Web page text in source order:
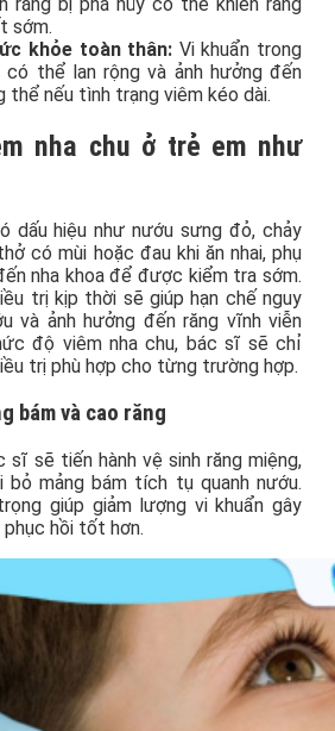
sớm.
khỏe toàn thân: Vi khuẩn trong
có thể lan rộng và ảnh hưởng đến
nếu tình trạng viêm kéo dài.
nha chu ở trẻ em như
dấu hiệu như nướu sưng đỏ, chảy
có mùi hoặc đau khi ăn nhai, phụ
nha khoa để được kiểm tra sớm.
trị kịp thời sẽ giúp hạn chế nguy
và ảnh hưởng đến răng vĩnh viễn
độ viêm nha chu, bác sĩ sẽ chỉ
trị phù hợp cho từng trường hợp.
bám và cao răng
sĩ sẽ tiến hành vệ sinh răng miệng,
bỏ mảng bám tích tụ quanh nướu.
giúp giảm lượng vi khuẩn gây
hồi tốt hơn.